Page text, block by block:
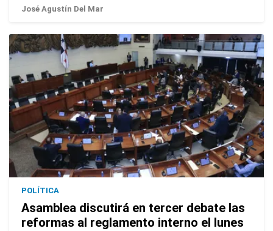
José Agustín Del Mar
POLÍTICA
Asamblea discutirá en tercer debate las
reformas al reglamento interno el lunes